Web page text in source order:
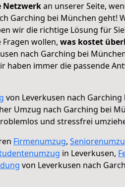
Netzwerkan unserer Seite,
Garching bei München geht!
wir die richtige Lösung für
wollen, was kostet
nach Garching bei
haben immer die passende
von Leverkusen nach
Umzug nach Garching bei
und stressfrei
Firmenumzug,
in Leverkusen,
von Leverkusen nach